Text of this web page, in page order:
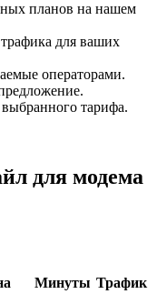
планов на нашем
для ваших
операторами.
тарифа.
для модема
Минуты Трафик